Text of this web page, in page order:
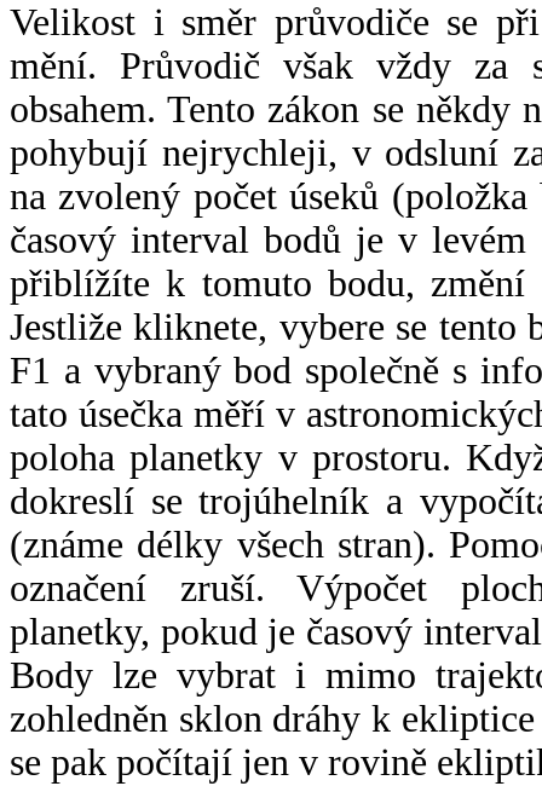
Velikost i směr průvodiče se
mění. Průvodič však vždy za
obsahem. Tento zákon se někdy
pohybují nejrychleji, v odsluní
na zvolený počet úseků
časový interval bodů je v
přiblížíte k tomuto bodu,
Jestliže kliknete, vybere se tento
F1 a vybraný bod společně s
tato úsečka měří v
poloha planetky v prostoru.
dokreslí se trojúhelník a
(známe délky všech stran).
označení zruší. Výpočet
planetky, pokud je časový
Body lze vybrat i mimo
zohledněn sklon dráhy k
se pak počítají jen v rovině